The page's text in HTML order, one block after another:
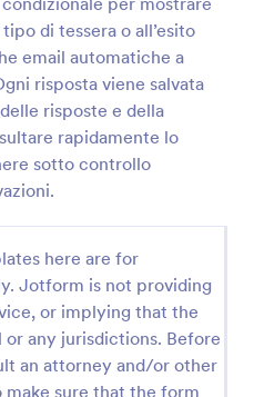
di tessera o all’esito
email automatiche a
risposta viene salvata
risposte e della
rapidamente lo
sotto controllo
here are for
Jotform is not providing
or implying that the
any jurisdictions. Before
an attorney and/or other
sure that the form
Di Sicurezza
interne con il
per la sicurezza
e uffici che vogliono
e organizzare ogni